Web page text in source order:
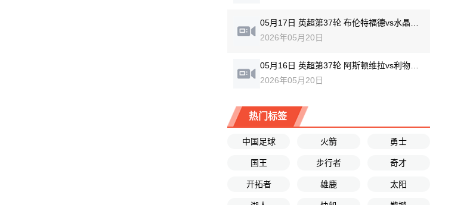
05月17日 英超第37轮 布伦特福德vs水晶宫 全场录像回放
2026年05月20日
2026年05月20日
热门标签
中国足球 火箭 勇士
国王 步行者 奇才
开拓者 雄鹿 太阳